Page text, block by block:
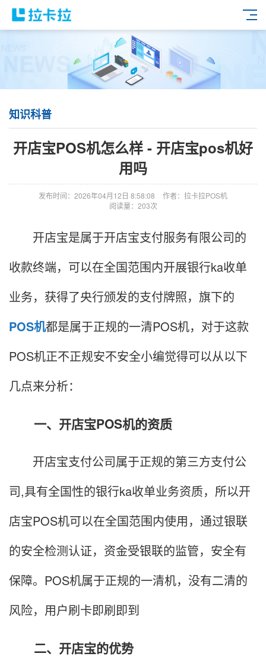
知识科普
开店宝POS机怎么样 - 开店宝pos机好
用吗
发布时间：2026年04月12日 8:58:08
作者：拉卡拉POS机
阅读量：203次
开店宝是属于开店宝支付服务有限公司的
收款终端，可以在全国范围内开展银行ka收单
业务，获得了央行颁发的支付牌照，旗下的
POS机都是属于正规的一清POS机，对于这款
POS机正不正规安不安全小编觉得可以从以下
几点来分析：
一、开店宝POS机的资质
开店宝支付公司属于正规的第三方支付公
司,具有全国性的银行ka收单业务资质，所以开
店宝POS机可以在全国范围内使用，通过银联
的安全检测认证，资金受银联的监管，安全有
保障。POS机属于正规的一清机，没有二清的
风险，用户刷卡即刷即到
二、开店宝的优势